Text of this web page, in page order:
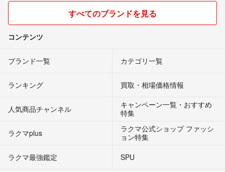
すべてのブランドを見る
コンテンツ
ブランド一覧 カテゴリ一覧
ランキング 買取・相場価格情報
人気商品チャンネル
キャンペーン一覧・おすすめ
特集
ラクマplus
ラクマ公式ショップ ファッシ
ョン特集
ラクマ最強鑑定
SPU